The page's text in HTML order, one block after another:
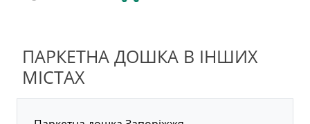
ПАРКЕТНА ДОШКА В ІНШИХ
МІСТАХ